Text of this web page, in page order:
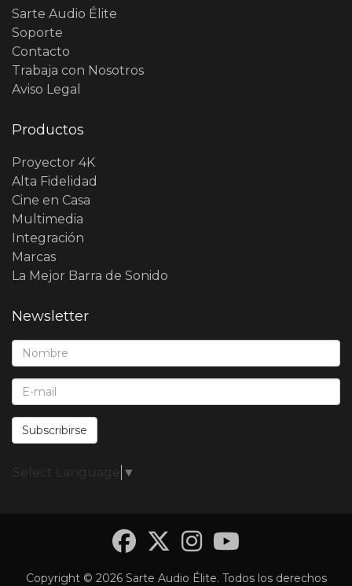
Sarte Audio Élite
Soporte
Contacto
Trabaja con Nosotros
Aviso Legal
Productos
Proyector 4K
Alta Fidelidad
Cine en Casa
Multimedia
Integración
Marcas
La Mejor Barra de Sonido
Newsletter
Nombre*:
E-Mail*:
Subscribirse
Select Language ▼
Facebook
Twitter
Copyright © 2026 Sarte Audio Élite. Todos los derechos